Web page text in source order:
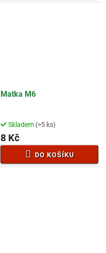
Matka M6
Skladem (>5 ks)
8 Kč
DO KOŠÍKU